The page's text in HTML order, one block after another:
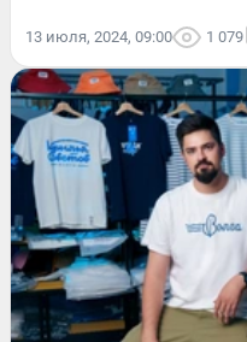
13 июля, 2024, 09:00 1 079